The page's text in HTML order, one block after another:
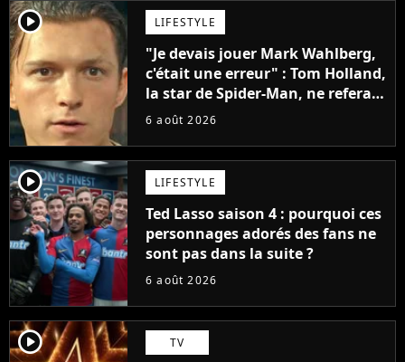
player2 LIFESTYLE
"Je devais jouer Mark Wahlberg,
c'était une erreur" : Tom Holland,
la star de Spider-Man, ne referait
pas ce blockbuster
6 août 2026
player2 LIFESTYLE
Ted Lasso saison 4 : pourquoi ces
personnages adorés des fans ne
sont pas dans la suite ?
6 août 2026
player2 TV